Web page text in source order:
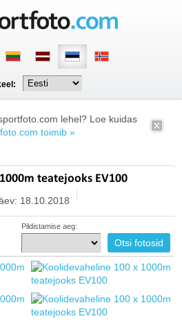
lehel? Loe kuidas
toimib »
teatejooks EV100
18.10.2018
Pildistamise aeg: